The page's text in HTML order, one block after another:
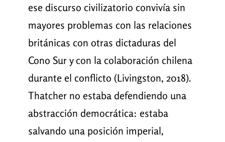
ese discurso civilizatorio convivía sin
mayores problemas con las relaciones
británicas con otras dictaduras del
Cono Sur y con la colaboración chilena
durante el conflicto (Livingston, 2018).
Thatcher no estaba defendiendo una
abstracción democrática: estaba
salvando una posición imperial,